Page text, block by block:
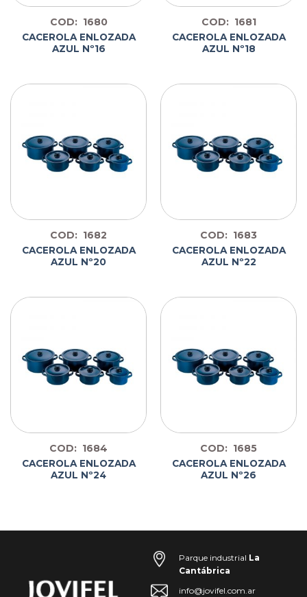
COD: 1680
CACEROLA ENLOZADA
AZUL Nº16
COD: 1681
CACEROLA ENLOZADA
AZUL Nº18
COD: 1682
CACEROLA ENLOZADA
AZUL Nº20
COD: 1683
CACEROLA ENLOZADA
AZUL Nº22
COD: 1684
CACEROLA ENLOZADA
AZUL Nº24
COD: 1685
CACEROLA ENLOZADA
AZUL Nº26
Parque industrial La
Cantábrica
info@jovifel.com.ar